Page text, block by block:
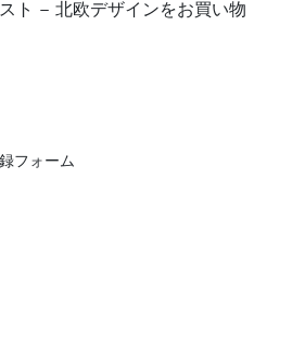
ト - 北欧デザインをお買い物
フォーム